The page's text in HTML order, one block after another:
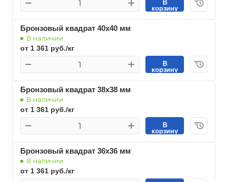
В
корзину
Бронзовый квадрат 40х40 мм
В наличии
от 1 361 руб./кг
В
корзину
Бронзовый квадрат 38х38 мм
В наличии
от 1 361 руб./кг
В
корзину
Бронзовый квадрат 36х36 мм
В наличии
от 1 361 руб./кг